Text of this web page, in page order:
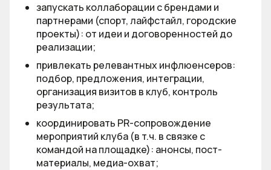
запускать коллаборации с брендами и
партнерами (спорт, лайфстайл, городские
проекты): от идеи и договоренностей до
реализации;
привлекать релевантных инфлюенсеров:
подбор, предложения, интеграции,
организация визитов в клуб, контроль
результата;
координировать PR-сопровождение
мероприятий клуба (в т.ч. в связке с
командой на площадке): анонсы, пост-
материалы, медиа-охват;